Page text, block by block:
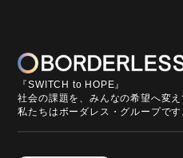
『SWITCH to HOPE』
社会の課題を、みんなの希望へ変え
私たちはボーダレス・グループです